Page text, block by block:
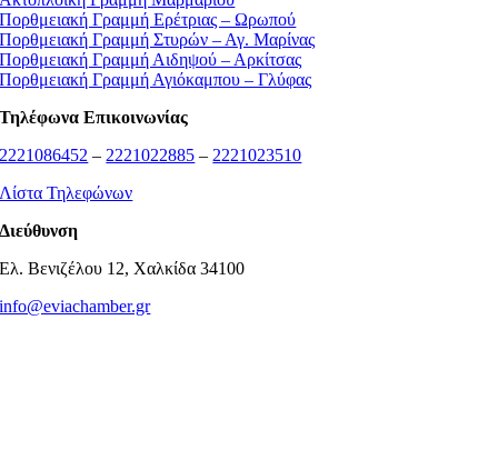
Πορθμειακή Γραμμή Ερέτριας – Ωρωπού
Πορθμειακή Γραμμή Στυρών – Αγ. Μαρίνας
Πορθμειακή Γραμμή Αιδηψού – Αρκίτσας
Πορθμειακή Γραμμή Αγιόκαμπου – Γλύφας
Τηλέφωνα Επικοινωνίας
2221086452 – 2221022885 – 2221023510
Λίστα Τηλεφώνων
Διεύθυνση
Ελ. Βενιζέλου 12, Χαλκίδα 34100
info@eviachamber.gr